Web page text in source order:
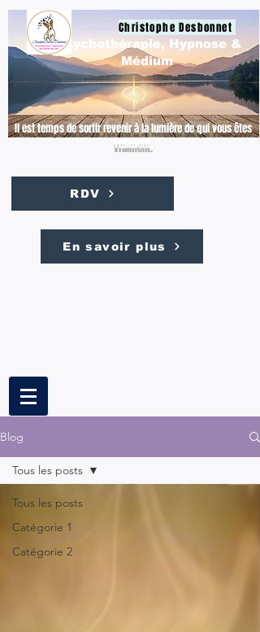
Christophe Desbonnet
Il est temps de sortir revenir à la lumière de qui vous êtes
vraiment.
Psychothérapie, Hypnose &
Médium
RDV
En savoir plus
Blog
Tous les posts
Catégorie 1
Catégorie 2
Tous les posts